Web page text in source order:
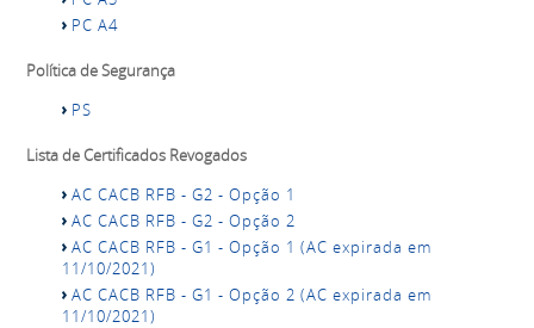
PC A4
Política de Segurança
PS
Lista de Certificados Revogados
AC CACB RFB - G2 - Opção 1
AC CACB RFB - G2 - Opção 2
AC CACB RFB - G1 - Opção 1 (AC expirada em
11/10/2021)
AC CACB RFB - G1 - Opção 2 (AC expirada em
11/10/2021)